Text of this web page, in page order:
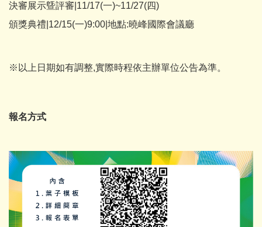
決審展示曁評審|11/17(一)~11/27(四)
頒獎典禮|12/15(一)9:00|地點:曉峰國際會議廳
※以上日期如有調整,實際時程依主辦單位公告為準。
報名方式